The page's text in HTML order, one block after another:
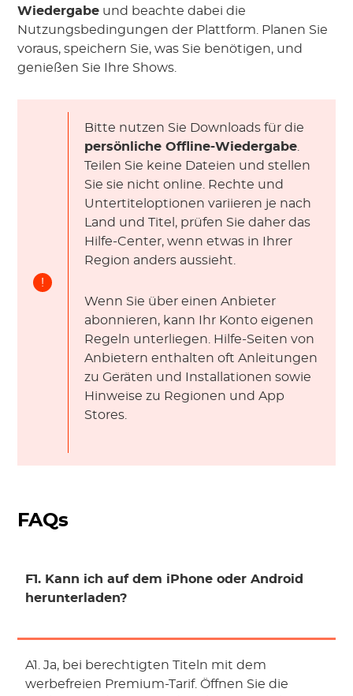
Wiedergabe und beachte dabei die
Nutzungsbedingungen der Plattform. Planen Sie
voraus, speichern Sie, was Sie benötigen, und
genießen Sie Ihre Shows.
!
Bitte nutzen Sie Downloads für die
persönliche Offline-Wiedergabe.
Teilen Sie keine Dateien und stellen
Sie sie nicht online. Rechte und
Untertiteloptionen variieren je nach
Land und Titel, prüfen Sie daher das
Hilfe-Center, wenn etwas in Ihrer
Region anders aussieht.
Wenn Sie über einen Anbieter
abonnieren, kann Ihr Konto eigenen
Regeln unterliegen. Hilfe-Seiten von
Anbietern enthalten oft Anleitungen
zu Geräten und Installationen sowie
Hinweise zu Regionen und App
Stores.
FAQs
F1. Kann ich auf dem iPhone oder Android
herunterladen?
A1. Ja, bei berechtigten Titeln mit dem
werbefreien Premium-Tarif. Öffnen Sie die